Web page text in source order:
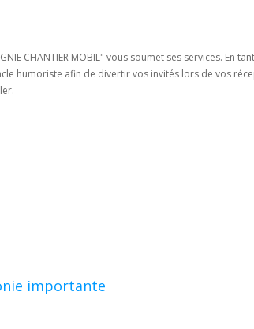
CHANTIER MOBIL" vous soumet ses services. En
humoriste afin de divertir vos invités lors de vos
importante